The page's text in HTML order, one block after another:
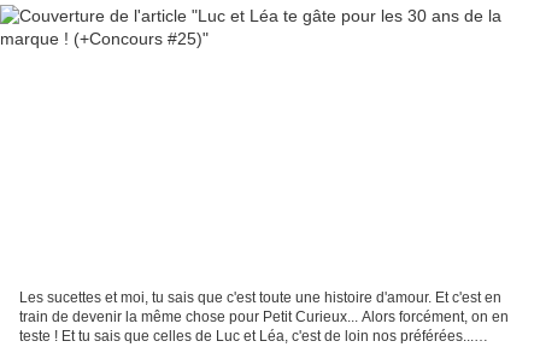
Les sucettes et moi, tu sais que c'est toute une histoire d'amour. Et c'est en
train de devenir la même chose pour Petit Curieux... Alors forcément, on en
teste ! Et tu sais que celles de Luc et Léa, c'est de loin nos préférées...